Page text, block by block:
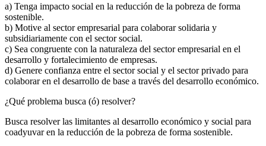
a) Tenga impacto social en la reducción de la pobreza de forma
sostenible.
b) Motive al sector empresarial para colaborar solidaria y
subsidiariamente con el sector social.
c) Sea congruente con la naturaleza del sector empresarial en el
desarrollo y fortalecimiento de empresas.
d) Genere confianza entre el sector social y el sector privado para
colaborar en el desarrollo de base a través del desarrollo económico.
¿Qué problema busca (ó) resolver?
Busca resolver las limitantes al desarrollo económico y social para
coadyuvar en la reducción de la pobreza de forma sostenible.